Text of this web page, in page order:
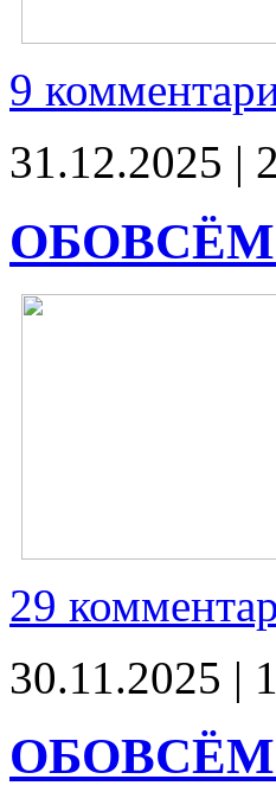
9
31.12.2025 |
ОБОВСЁМ-
29
30.11.2025 |
ОБОВСЁМ-